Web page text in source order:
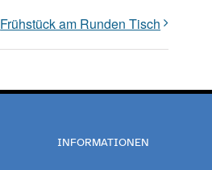
Frühstück am Runden Tisch
INFORMATIONEN